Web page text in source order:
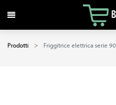
Attiva / disattiva la navigazione
Prodotti Friggitrice elettrica serie